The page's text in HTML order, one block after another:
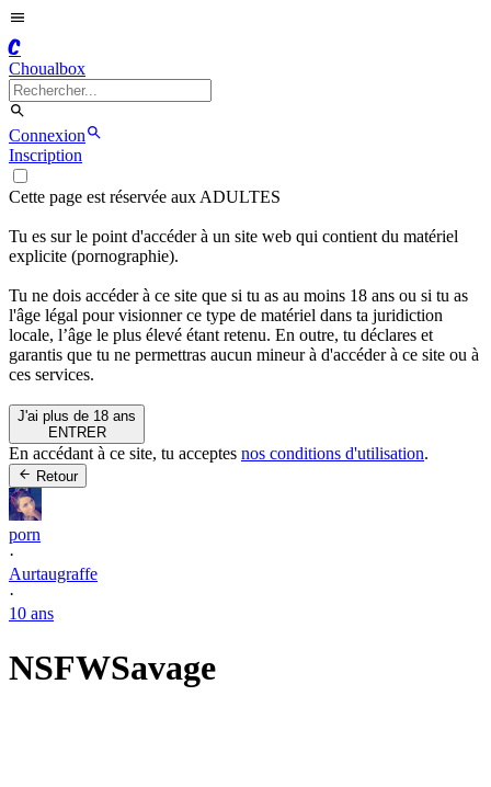
C
Choualbox
Connexion
Inscription
Cette page est réservée aux ADULTES
Tu es sur le point d'accéder à un site web qui contient du matériel
explicite (pornographie).
Tu ne dois accéder à ce site que si tu as au moins 18 ans ou si tu as
l'âge légal pour visionner ce type de matériel dans ta juridiction
locale, l’âge le plus élevé étant retenu. En outre, tu déclares et
garantis que tu ne permettras aucun mineur à d'accéder à ce site ou à
ces services.
J'ai plus de 18 ans
ENTRER
En accédant à ce site, tu acceptes nos conditions d'utilisation.
Retour
porn
·
Aurtaugraffe
·
10 ans
NSFWSavage